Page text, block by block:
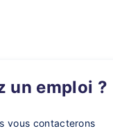
un emploi ?
vous contacterons